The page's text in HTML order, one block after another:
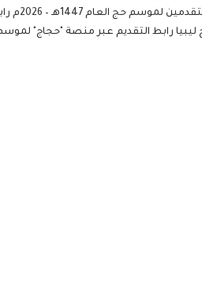
– 2026م رابط التسجيل في القرعة
عبر منصة "حجاج" لموسم 1447-2026 شفافية